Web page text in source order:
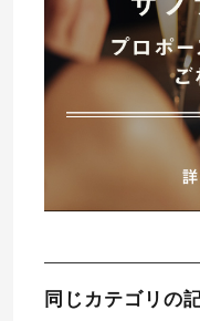
同じカテゴリの